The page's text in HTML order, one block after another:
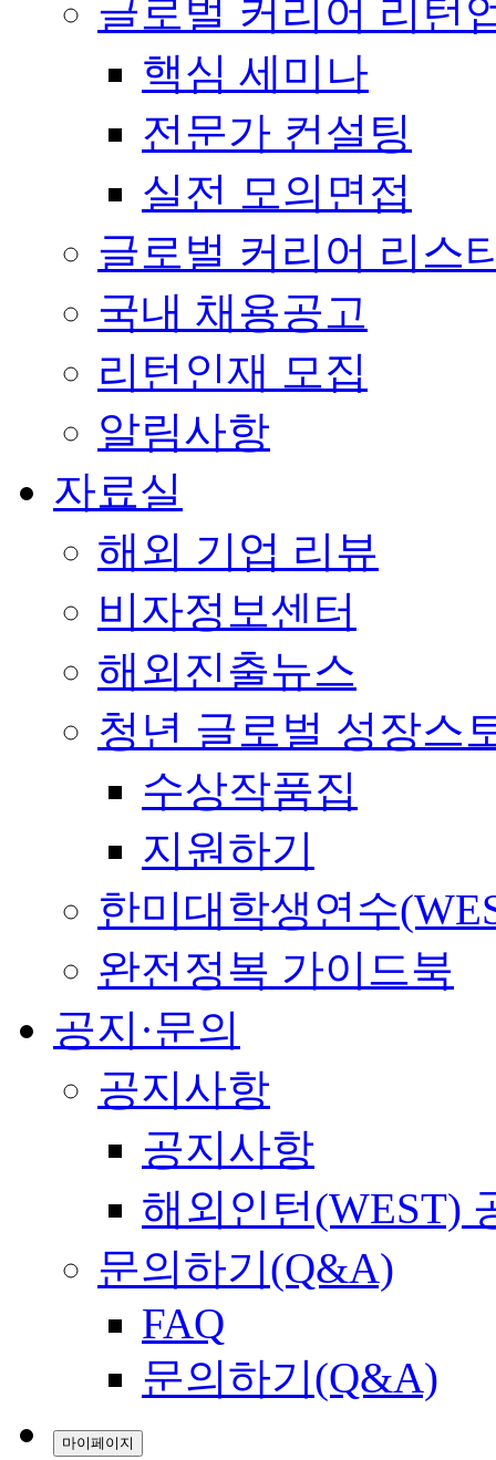
글로벌 커리어 리턴
핵심 세미나
전문가 컨설팅
실전 모의면접
글로벌 커리어 리스
국내 채용공고
리턴인재 모집
알림사항
자료실
해외 기업 리뷰
비자정보센터
해외진출뉴스
청년 글로벌 성장스
수상작품집
지원하기
한미대학생연수
완전정복 가이드북
공지·문의
공지사항
공지사항
해외인턴(WEST)
문의하기(Q&A)
FAQ
문의하기(Q&A)
마이페이지